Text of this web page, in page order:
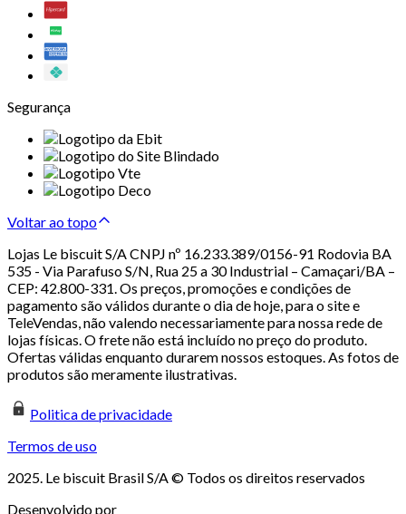
Segurança
Voltar ao topo
Lojas Le biscuit S/A CNPJ nº 16.233.389/0156-91 Rodovia BA
535 - Via Parafuso S/N, Rua 25 a 30 Industrial – Camaçari/BA –
CEP: 42.800-331. Os preços, promoções e condições de
pagamento são válidos durante o dia de hoje, para o site e
TeleVendas, não valendo necessariamente para nossa rede de
lojas físicas. O frete não está incluído no preço do produto.
Ofertas válidas enquanto durarem nossos estoques. As fotos de
produtos são meramente ilustrativas.
Politica de privacidade
Termos de uso
2025. Le biscuit Brasil S/A © Todos os direitos reservados
Desenvolvido por